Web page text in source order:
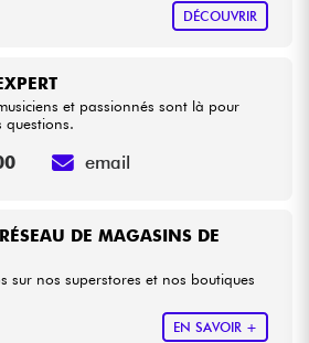
Voir nos marques
DÉCOUVRIR
DE MAGASINS DE
sur nos superstores et nos boutiques
EN SAVOIR +
et passionnés sont là pour
questions.
email